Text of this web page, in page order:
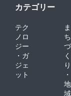
カテゴリー
テク
ノロ
ジー
・ガ
ジェ
ット
ま
ち
づ
く
り
・
地
域